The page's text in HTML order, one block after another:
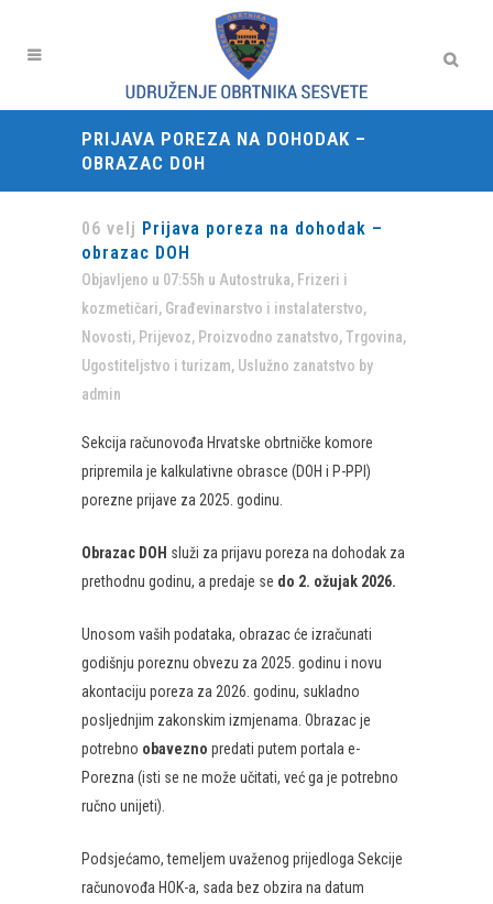
PRIJAVA POREZA NA DOHODAK –
OBRAZAC DOH
06 velj Prijava poreza na dohodak –
obrazac DOH
Objavljeno u 07:55h u Autostruka, Frizeri i
kozmetičari, Građevinarstvo i instalaterstvo,
Novosti, Prijevoz, Proizvodno zanatstvo,Trgovina,
Ugostiteljstvo i turizam, Uslužno zanatstvo by
admin
Sekcija računovođa Hrvatske obrtničke komore
pripremila je kalkulativne obrasce (DOH i P-PPI)
porezne prijave za 2025. godinu.
Obrazac DOH služi za prijavu poreza na dohodak za
prethodnu godinu, a predaje se do 2. ožujak 2026.
Unosom vaših podataka, obrazac će izračunati
godišnju poreznu obvezu za 2025. godinu i novu
akontaciju poreza za 2026. godinu, sukladno
posljednjim zakonskim izmjenama. Obrazac je
potrebno obavezno predati putem portala e-
Porezna (isti se ne može učitati, već ga je potrebno
ručno unijeti).
Podsjećamo, temeljem uvaženog prijedloga Sekcije
računovođa HOK-a, sada bez obzira na datum